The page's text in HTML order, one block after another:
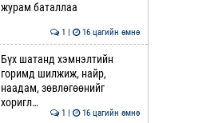
журам баталлаа
1 | 16 цагийн өмнө
Бүх шатанд хэмнэлтийн
горимд шилжиж, найр,
наадам, зөвлөгөөнийг
хоригл…
1 | 16 цагийн өмнө